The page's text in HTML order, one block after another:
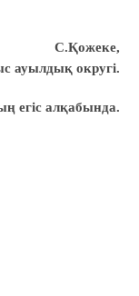
С.Қожеке,
ауылдық округі.
егіс алқабында.